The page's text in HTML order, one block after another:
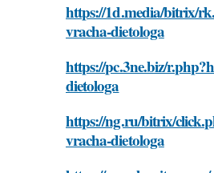
https://1d.media/bitrix/
vracha-dietologa
https://pc.3ne.biz/
dietologa
https://ng.ru/bitrix/
vracha-dietologa